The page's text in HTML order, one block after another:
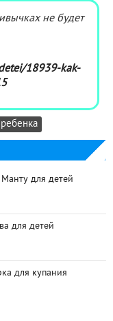
не будет
18939-kak-
для детей
для детей
для купания